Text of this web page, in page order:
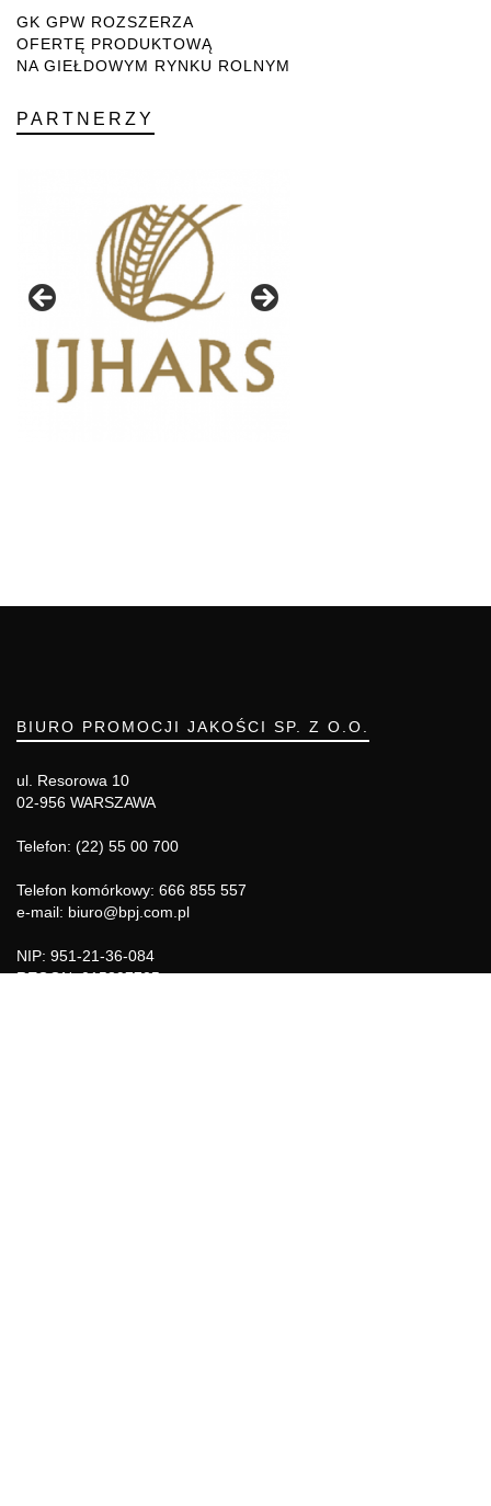
GK GPW ROZSZERZA
OFERTĘ PRODUKTOWĄ
NA GIEŁDOWYM RYNKU ROLNYM
PARTNERZY
BIURO PROMOCJI JAKOŚCI SP. Z O.O.
ul. Resorowa 10
02-956 WARSZAWA
Telefon: (22) 55 00 700
Telefon komórkowy: 666 855 557
e-mail: biuro@bpj.com.pl
NIP: 951-21-36-084
REGON: 015897725